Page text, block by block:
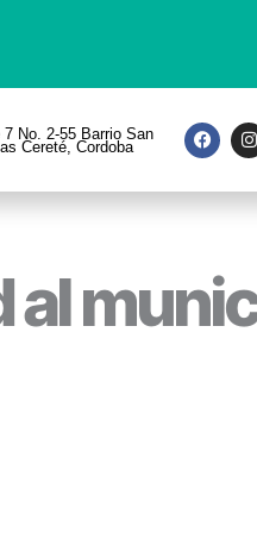
7 No. 2-55 Barrio San
Cereté, Cordoba
F
a
c
I
n
s
al